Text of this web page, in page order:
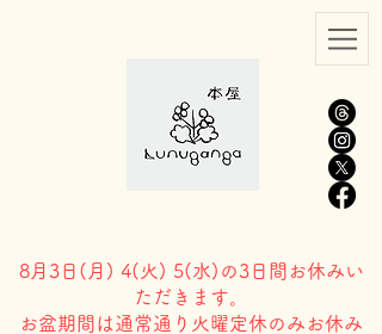
8月3日( 月) 4(火) 5(水)の3日間お休みい
ただきます。
​お盆期間は通常通り火曜定休のみお休み